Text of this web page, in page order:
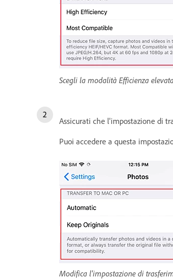
Scegli la modalità Efficienza
Assicurati che l'impostazione di
Puoi accedere a questa
Modifica l'impostazione di